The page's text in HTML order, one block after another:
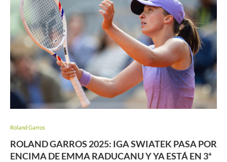
Roland Garros
ROLAND GARROS 2025: IGA SWIATEK PASA POR
ENCIMA DE EMMA RADUCANU Y YA ESTÁ EN 3ª